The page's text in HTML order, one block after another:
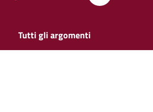
Tutti gli argomenti